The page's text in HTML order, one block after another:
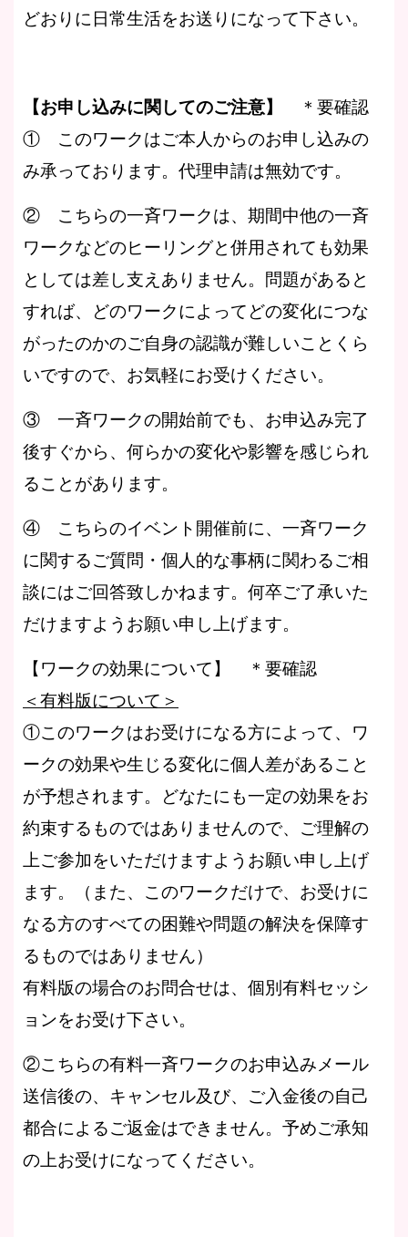
どおりに日常生活をお送りになって下さい。
【お申し込みに関してのご注意】
＊要確認
① このワークはご本人からのお申し込みの
み承っております。代理申請は無効です。
② こちらの一斉ワークは、期間中他の一斉
ワークなどのヒーリングと併用されても効果
としては差し支えありません。問題があると
すれば、どのワークによってどの変化につな
がったのかのご自身の認識が難しいことくら
いですので、お気軽にお受けください。
③ 一斉ワークの開始前でも、お申込み完了
後すぐから、何らかの変化や影響を感じられ
ることがあります。
④ こちらのイベント開催前に、一斉ワーク
に関するご質問・個人的な事柄に関わるご相
談にはご回答致しかねます。何卒ご了承いた
だけますようお願い申し上げます。
【ワークの効果について】
＊要確認
＜有料版について＞
①このワークはお受けになる方によって、ワ
ークの効果や生じる変化に個人差があること
が予想されます。どなたにも一定の効果をお
約束するものではありませんので、ご理解の
上ご参加をいただけますようお願い申し上げ
ます。（また、このワークだけで、お受けに
なる方のすべての困難や問題の解決を保障す
るものではありません）
有料版の場合のお問合せは、個別有料セッシ
ョンをお受け下さい。
②こちらの有料一斉ワークのお申込みメール
送信後の、キャンセル及び、ご入金後の自己
都合によるご返金はできません。予めご承知
の上お受けになってください。